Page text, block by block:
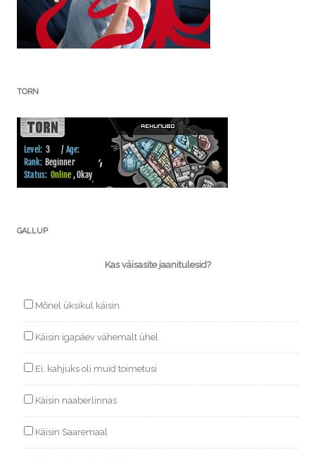
TORN
GALLUP
Kas väisasite jaanitulesid?
Mõnel üksikul käisin
Käisin igapäev vähemalt ühel
Ei, kahjuks oli muid toimetusi
Käisin naaberlinnas
Käisin Saaremaal